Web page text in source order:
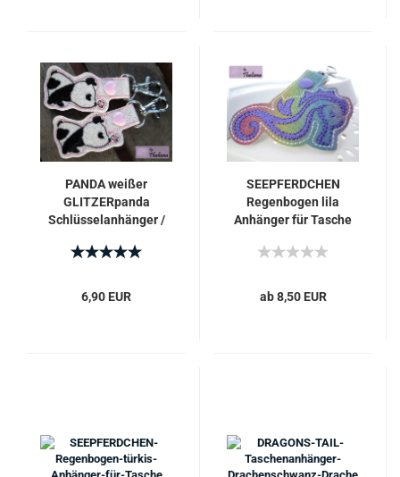
PANDA weißer
GLITZERpanda
Schlüsselanhänger /
6,90 EUR
SEEPFERDCHEN
Regenbogen lila
Anhänger für Tasche
ab 8,50 EUR